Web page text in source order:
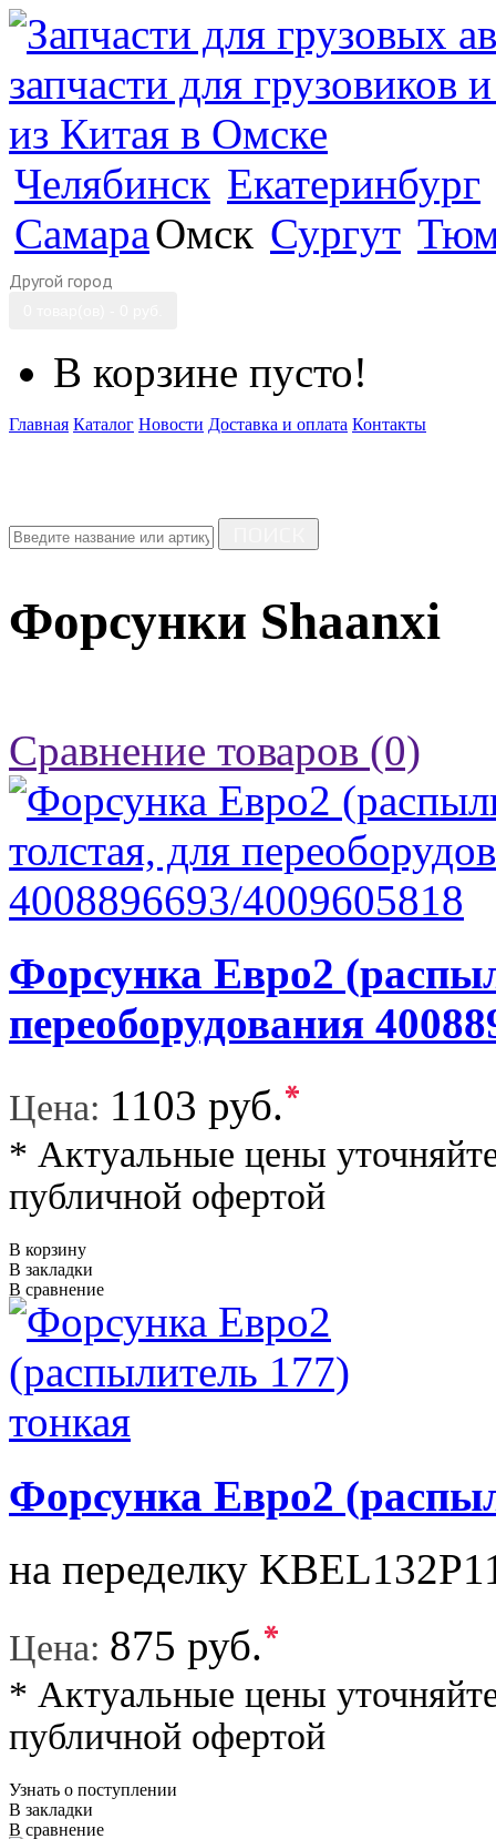
Челябинск Екатеринбург
СамараОмск Сургут
Другой город
В корзине пусто!
Главная Каталог Новости Доставка и оплата Контакты
Форсунки Shaanxi
Сравнение товаров (0)
Форсунка Евро2
переоборудования
Цена: 1103 руб.*
* Актуальные цены
публичной офертой
В корзину
В закладки
В сравнение
Форсунка Евро2
на переделку
Цена: 875 руб.*
* Актуальные цены
публичной офертой
Узнать о поступлении
В закладки
В сравнение